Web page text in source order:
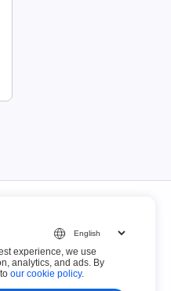
experience, we use
analytics, and ads. By
our cookie policy.